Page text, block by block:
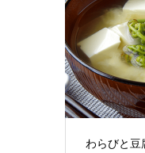
わらびと豆